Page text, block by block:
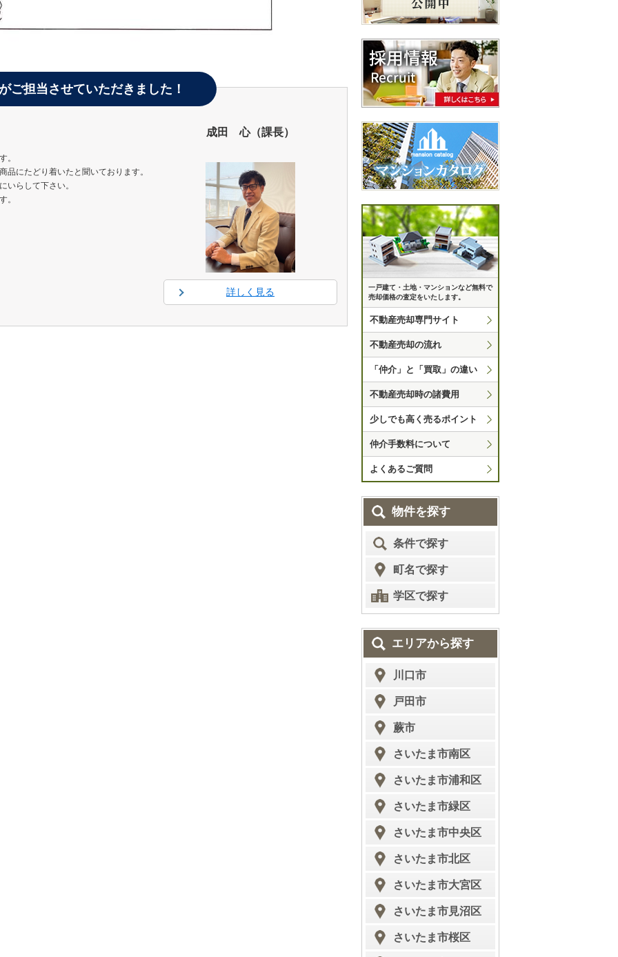
ご担当させていただきました！
。
品にたどり着いたと聞いております。
いらして下さい。
。
成田 心（課長）
詳しく見る
一戸建て・土地・マンションなど無料で
売却価格の査定をいたします。
不動産売却専門サイト
不動産売却の流れ
「仲介」と「買取」の違い
不動産売却時の諸費用
少しでも高く売るポイント
仲介手数料について
よくあるご質問
物件を探す
条件で探す
町名で探す
学区で探す
エリアから探す
川口市
戸田市
蕨市
さいたま市南区
さいたま市浦和区
さいたま市緑区
さいたま市中央区
さいたま市北区
さいたま市大宮区
さいたま市見沼区
さいたま市桜区